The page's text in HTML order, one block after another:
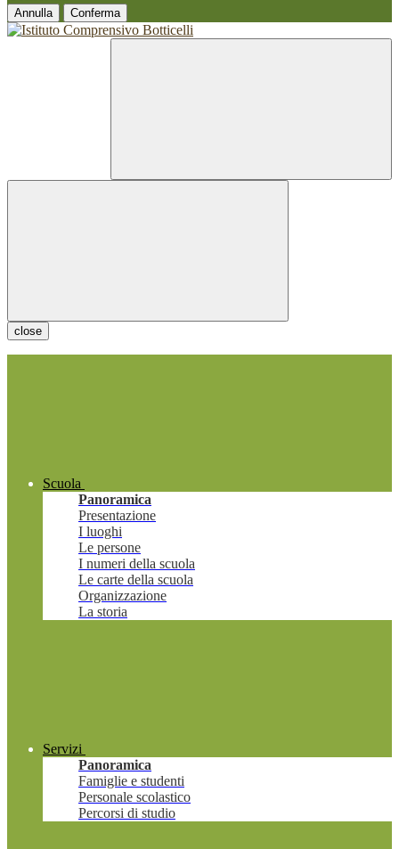
Annulla Conferma
close
Scuola
Panoramica
Presentazione
I luoghi
Le persone
I numeri della scuola
Le carte della scuola
Organizzazione
La storia
Servizi
Panoramica
Famiglie e studenti
Personale scolastico
Percorsi di studio